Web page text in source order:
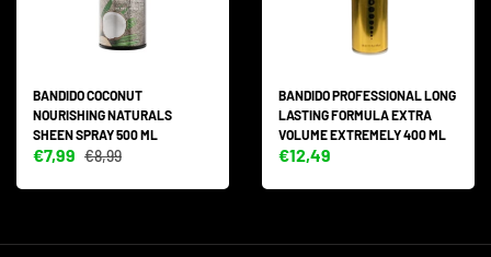
BANDIDO COCONUT
NOURISHING NATURALS
SHEEN SPRAY 500 ML
€7,99 €8,99
BANDIDO PROFESSIONAL LONG
LASTING FORMULA EXTRA
VOLUME EXTREMELY 400 ML
€12,49